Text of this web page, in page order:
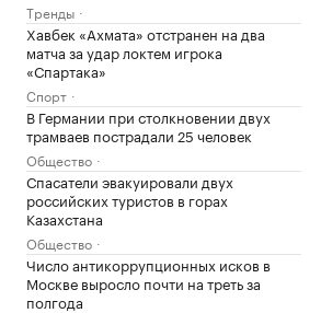
Тренды
Хавбек «Ахмата» отстранен на два
матча за удар локтем игрока
«Спартака»
Спорт
В Германии при столкновении двух
трамваев пострадали 25 человек
Общество
Спасатели эвакуировали двух
российских туристов в горах
Казахстана
Общество
Число антикоррупционных исков в
Москве выросло почти на треть за
полгода